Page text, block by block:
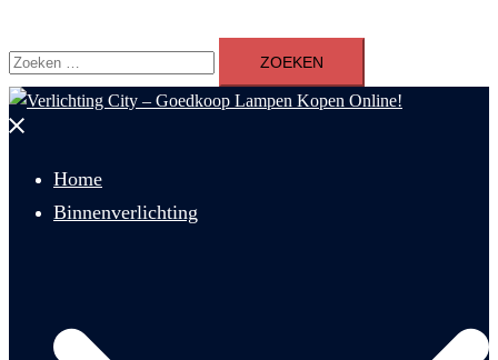
Zoeken
naar:
Menu
Home
Binnenverlichting